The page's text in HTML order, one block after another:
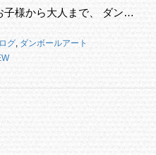
子様から大人まで、 ダン…
グ, ダンボールアート